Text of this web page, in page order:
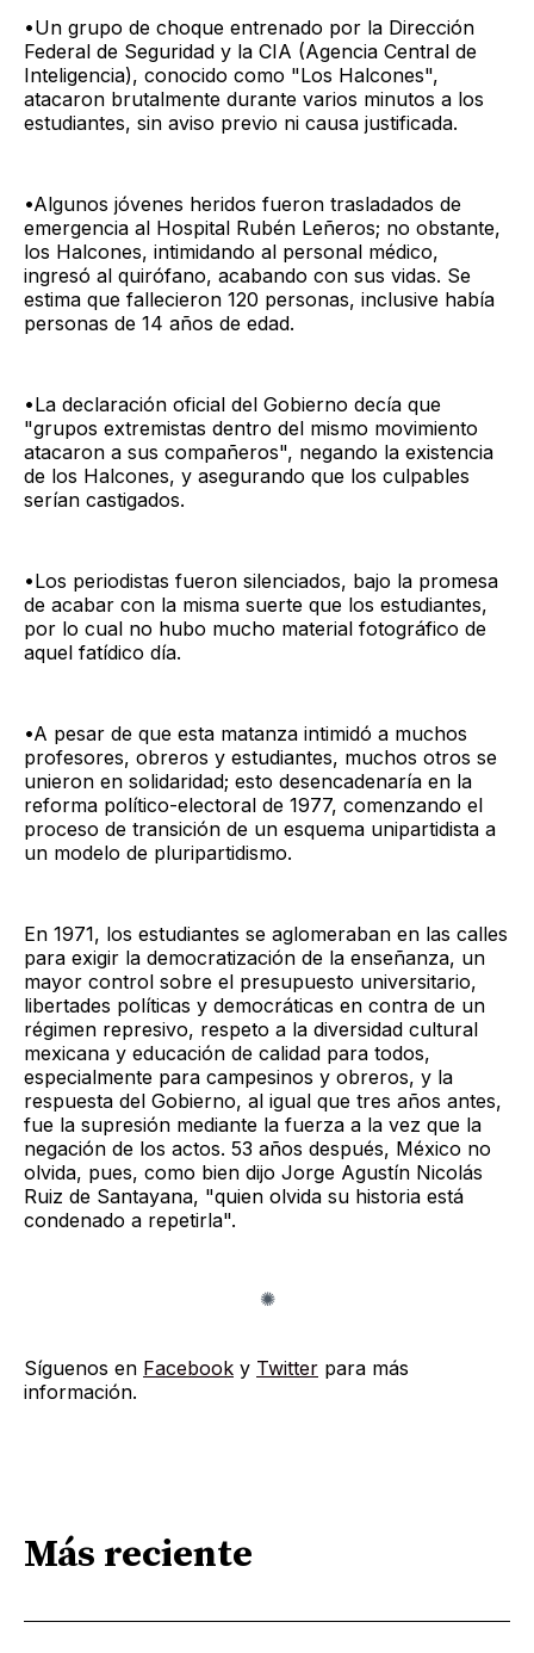
•Un grupo de choque entrenado por la Dirección
Federal de Seguridad y la CIA (Agencia Central de
Inteligencia), conocido como "Los Halcones",
atacaron brutalmente durante varios minutos a los
estudiantes, sin aviso previo ni causa justificada.
•Algunos jóvenes heridos fueron trasladados de
emergencia al Hospital Rubén Leñeros; no obstante,
los Halcones, intimidando al personal médico,
ingresó al quirófano, acabando con sus vidas. Se
estima que fallecieron 120 personas, inclusive había
personas de 14 años de edad.
•La declaración oficial del Gobierno decía que
"grupos extremistas dentro del mismo movimiento
atacaron a sus compañeros", negando la existencia
de los Halcones, y asegurando que los culpables
serían castigados.
•Los periodistas fueron silenciados, bajo la promesa
de acabar con la misma suerte que los estudiantes,
por lo cual no hubo mucho material fotográfico de
aquel fatídico día.
•A pesar de que esta matanza intimidó a muchos
profesores, obreros y estudiantes, muchos otros se
unieron en solidaridad; esto desencadenaría en la
reforma político-electoral de 1977, comenzando el
proceso de transición de un esquema unipartidista a
un modelo de pluripartidismo.
En 1971, los estudiantes se aglomeraban en las calles
para exigir la democratización de la enseñanza, un
mayor control sobre el presupuesto universitario,
libertades políticas y democráticas en contra de un
régimen represivo, respeto a la diversidad cultural
mexicana y educación de calidad para todos,
especialmente para campesinos y obreros, y la
respuesta del Gobierno, al igual que tres años antes,
fue la supresión mediante la fuerza a la vez que la
negación de los actos. 53 años después, México no
olvida, pues, como bien dijo Jorge Agustín Nicolás
Ruiz de Santayana, "quien olvida su historia está
condenado a repetirla".
Síguenos en Facebook y Twitter para más
información.
Más reciente